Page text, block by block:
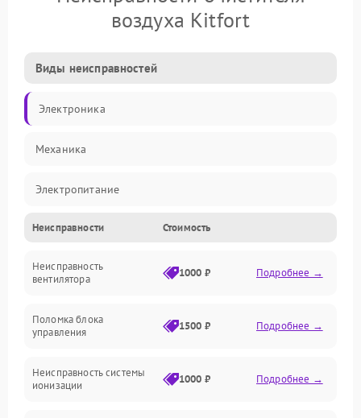
воздуха Kitfort
Виды неисправностей
Электроника
Механика
Электропитание
Фильтры
Механические повреждения
Сеть
Неисправности Стоимость
Неисправность
вентилятора
1000 ₽ Подробнее →
Поломка блока
управления
1500 ₽ Подробнее →
Неисправность системы
ионизации
1000 ₽ Подробнее →